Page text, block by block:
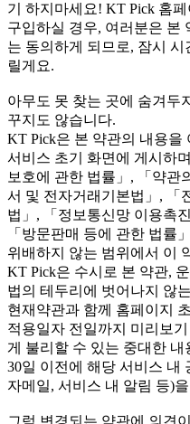
기 하지마세요! KT Pick 홈
구입하실 경우, 여러분은 본
는 동의하게 되므로, 잠시
릴게요.
아무도 못 찾는 곳에 숨겨두
꾸지도 않습니다.
KT Pick은 본 약관의 내용을
서비스 초기 화면에 게시하
보호에 관한 법률」, 「약관
서 및 전자거래기본법」, 「
법」, 「정보통신망 이용촉
「방문판매 등에 관한 법률
위배하지 않는 범위에서 이
KT Pick은 수시로 본 약관,
법의 테두리에 벗어나지 않
현재약관과 함께 홈페이지
적용일자 전일까지 미리보
게 불리할 수 있는 중대한
30일 이전에 해당 서비스 내
자메일, 서비스 내 알림 등)